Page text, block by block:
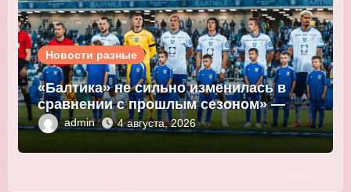
Новости разные
«Балтика» не сильно изменилась в
сравнении с прошлым сезоном» —
Морadmin 4 августа, 2026